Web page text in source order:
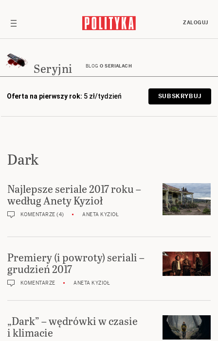
ZALOGUJ
Seryjni BLOG O SERIALACH
Oferta na pierwszy rok: 5 zł/tydzień SUBSKRYBUJ
Dark
Najlepsze seriale 2017 roku –
według Anety Kyzioł
KOMENTARZE (4) ANETA KYZIOŁ
Premiery (i powroty) seriali –
grudzień 2017
KOMENTARZE ANETA KYZIOŁ
„Dark” – wędrówki w czasie
i klimacie